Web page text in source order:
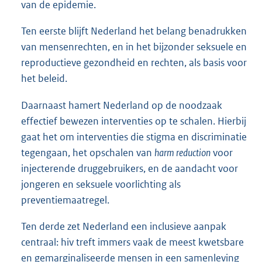
van de epidemie.
Ten eerste blijft Nederland het belang benadrukken
van mensenrechten, en in het bijzonder seksuele en
reproductieve gezondheid en rechten, als basis voor
het beleid.
Daarnaast hamert Nederland op de noodzaak
effectief bewezen interventies op te schalen. Hierbij
gaat het om interventies die stigma en discriminatie
tegengaan, het opschalen van harm reductionvoor
injecterende druggebruikers, en de aandacht voor
jongeren en seksuele voorlichting als
preventiemaatregel.
Ten derde zet Nederland een inclusieve aanpak
centraal: hiv treft immers vaak de meest kwetsbare
en gemarginaliseerde mensen in een samenleving